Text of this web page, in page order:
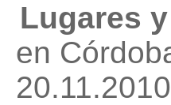
Lugares
en
20.11.2010